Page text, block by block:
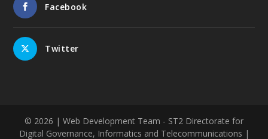
Facebook
Twitter
© 2026 | Web Development Team - ST2 Directorate for
Digital Governance, Informatics and Telecommunications |